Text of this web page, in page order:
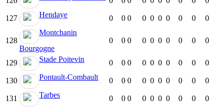
127 Hendaye 0 0 0 0 0 0 0 0 0 0
128
Montchanin
Bourgogne
0 0 0 0 0 0 0 0 0 0
129 Stade Poitevin 0 0 0 0 0 0 0 0 0 0
130 Pontault-Combault 0 0 0 0 0 0 0 0 0 0
131 Tarbes 0 0 0 0 0 0 0 0 0 0